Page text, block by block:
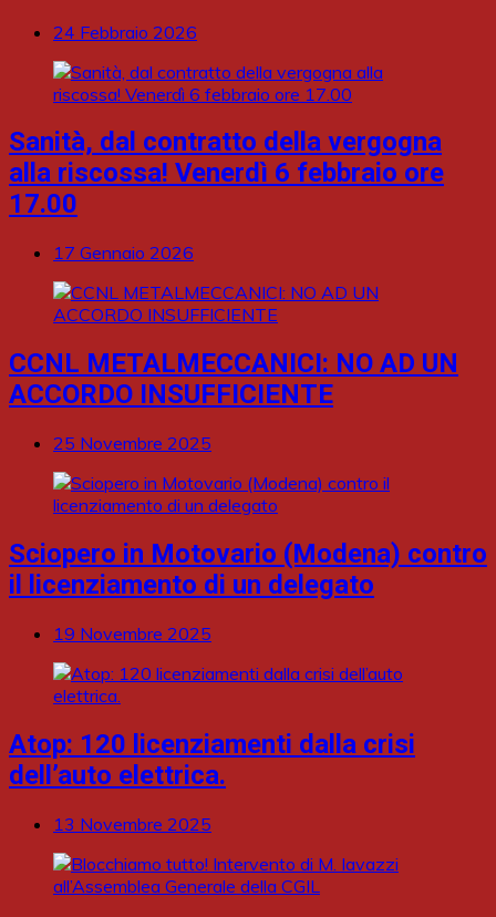
24 Febbraio 2026
Sanità, dal contratto della vergogna
alla riscossa! Venerdì 6 febbraio ore
17.00
17 Gennaio 2026
CCNL METALMECCANICI: NO AD UN
ACCORDO INSUFFICIENTE
25 Novembre 2025
Sciopero in Motovario (Modena) contro
il licenziamento di un delegato
19 Novembre 2025
Atop: 120 licenziamenti dalla crisi
dell’auto elettrica.
13 Novembre 2025